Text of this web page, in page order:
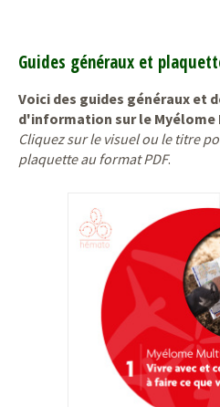
Guides généraux et
Voici des guides généraux et
d'information sur le Myélome
Cliquez sur le visuel ou le titre
plaquette au format PDF.